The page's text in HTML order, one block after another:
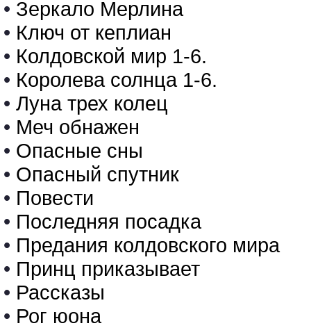
• Зеркало Мерлина
• Ключ от кеплиан
• Колдовской мир 1-6.
• Королева солнца 1-6.
• Луна трех колец
• Меч обнажен
• Опасные сны
• Опасный спутник
• Повести
• Последняя посадка
• Предания колдовского мира
• Принц приказывает
• Рассказы
• Рог юона